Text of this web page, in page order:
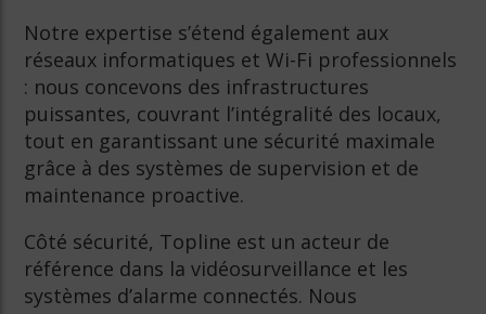
Notre expertise s’étend également aux
réseaux informatiques et Wi-Fi professionnels
: nous concevons des infrastructures
puissantes, couvrant l’intégralité des locaux,
tout en garantissant une sécurité maximale
grâce à des systèmes de supervision et de
maintenance proactive.
Côté sécurité, Topline est un acteur de
référence dans la vidéosurveillance et les
systèmes d’alarme connectés. Nous